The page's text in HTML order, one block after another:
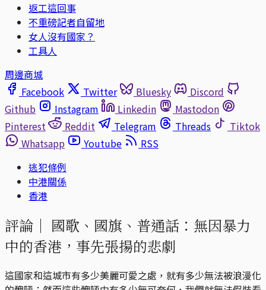
返工這回事
不重磅記者自留地
女人沒有國家？
工具人
周邊商城
Facebook
Twitter Bluesky
Discord
Github
Instagram Linkedin
Mastodon
Pinterest
Reddit Telegram Threads
Tiktok
Whatsapp
Youtube
RSS
逃犯條例
中港關係
香港
評論｜ 國歌、國旗、普通話：無因暴力
中的香港，事先張揚的悲劇
這國家和這城市有多少美麗可愛之處，就有多少無法被浪漫化